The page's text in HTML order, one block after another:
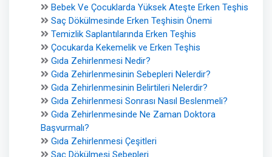
Bebek Ve Çocuklarda Yüksek Ateşte Erken Teşhis
Saç Dökülmesinde Erken Teşhisin Önemi
Temizlik Saplantılarında Erken Teşhis
Çocukarda Kekemelik ve Erken Teşhis
Gıda Zehirlenmesi Nedir?
Gıda Zehirlenmesinin Sebepleri Nelerdir?
Gıda Zehirlenmesinin Belirtileri Nelerdir?
Gıda Zehirlenmesi Sonrası Nasıl Beslenmeli?
Gıda Zehirlenmesinde Ne Zaman Doktora
Başvurmalı?
Gıda Zehirlenmesi Çeşitleri
Saç Dökülmesi Sebepleri